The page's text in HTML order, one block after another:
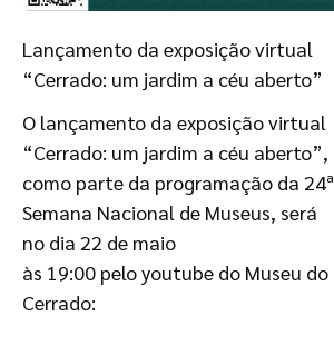
Lançamento da exposição virtual
“Cerrado: um jardim a céu aberto”
O lançamento da exposição virtual
“Cerrado: um jardim a céu aberto”,
como parte da programação da 24ª
Semana Nacional de Museus, será
no dia 22 de maio
às 19:00 pelo youtube do Museu do
Cerrado: